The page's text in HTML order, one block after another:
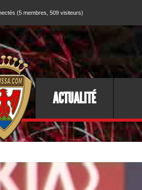
(5 membres, 509 visiteurs)
ACTUALITÉ